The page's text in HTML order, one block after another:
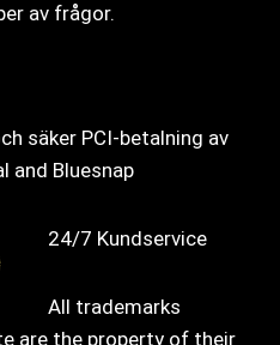
av frågor.
säker PCI-betalning av
and Bluesnap
24/7 Kundservice
All trademarks
are the property of their